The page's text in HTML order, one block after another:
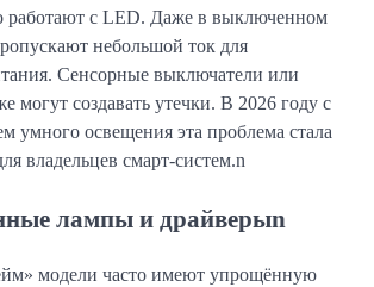
работают с LED. Даже в выключенном
небольшой ток для
Сенсорные выключатели или
могут создавать утечки. В 2026 году с
умного освещения эта проблема стала
владельцев смарт-систем.n
лампы и драйверыn
модели часто имеют упрощённую